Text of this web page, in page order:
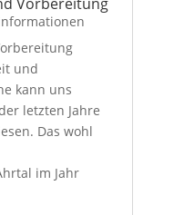
und
kann uns
letzten Jahre
Das wohl
im Jahr